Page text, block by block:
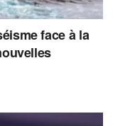
face à la